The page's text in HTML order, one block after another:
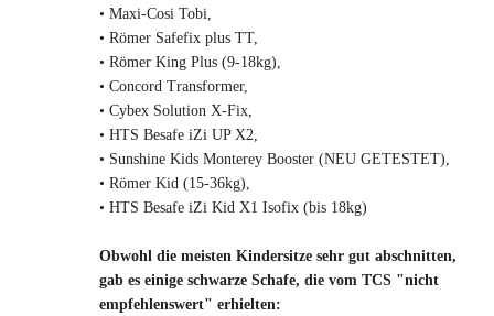
• Maxi-Cosi Tobi,
• Römer Safefix plus TT,
• Römer King Plus (9-18kg),
• Concord Transformer,
• Cybex Solution X-Fix,
• HTS Besafe iZi UP X2,
• Sunshine Kids Monterey Booster (NEU GETESTET),
• Römer Kid (15-36kg),
• HTS Besafe iZi Kid X1 Isofix (bis 18kg)
Obwohl die meisten Kindersitze sehr gut abschnitten,
gab es einige schwarze Schafe, die vom TCS "nicht
empfehlenswert" erhielten: